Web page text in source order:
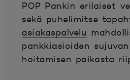
POP Pankin erilaiset
sekä puhelimitse
asiakaspalvelu
pankkiasioiden
hoitamisen paikasta